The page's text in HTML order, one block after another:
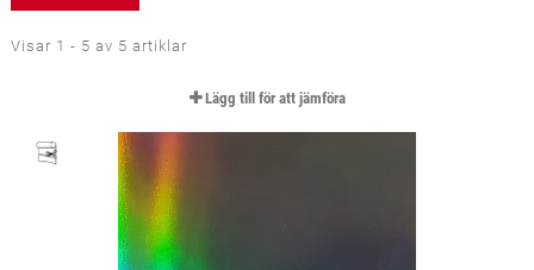
Visar 1 - 5 av 5 artiklar
Lägg till för att jämföra